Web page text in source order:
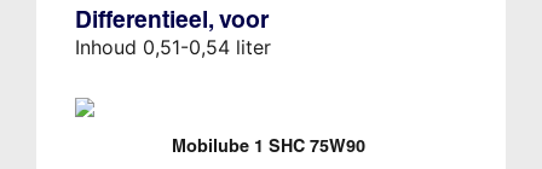
Differentieel, voor
Inhoud 0,51-0,54 liter
Mobilube 1 SHC 75W90